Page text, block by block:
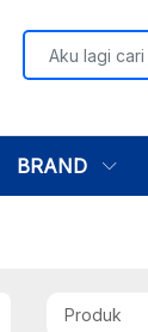
BRAND
Produk